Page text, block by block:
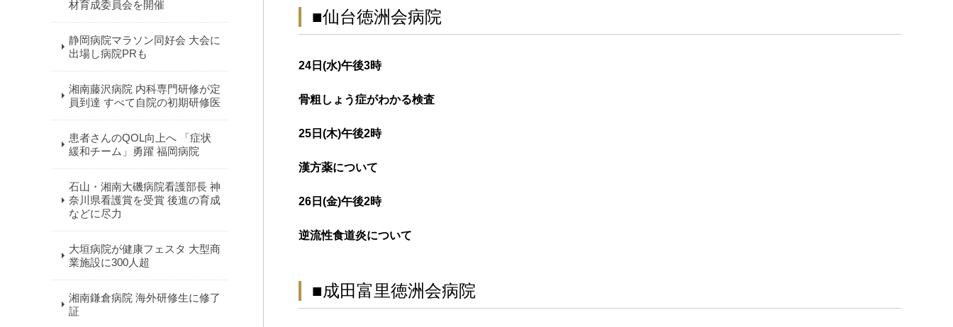
材育成委員会を開催
静岡病院マラソン同好会 大会に
出場し病院PRも
湘南藤沢病院 内科専門研修が定
員到達 すべて自院の初期研修医
患者さんのQOL向上へ 「症状
緩和チーム」勇躍 福岡病院
石山・湘南大磯病院看護部長 神
奈川県看護賞を受賞 後進の育成
などに尽力
大垣病院が健康フェスタ 大型商
業施設に300人超
湘南鎌倉病院 海外研修生に修了
証
■仙台徳洲会病院
24日(水)午後3時
骨粗しょう症がわかる検査
25日(木)午後2時
漢方薬について
26日(金)午後2時
逆流性食道炎について
■成田富里徳洲会病院